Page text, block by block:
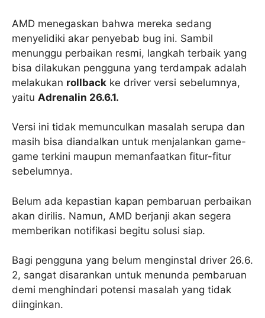
AMD menegaskan bahwa mereka sedang
menyelidiki akar penyebab bug ini. Sambil
menunggu perbaikan resmi, langkah terbaik yang
bisa dilakukan pengguna yang terdampak adalah
melakukan rollback ke driver versi sebelumnya,
yaitu Adrenalin 26.6.1.
Versi ini tidak memunculkan masalah serupa dan
masih bisa diandalkan untuk menjalankan game-
game terkini maupun memanfaatkan fitur-fitur
sebelumnya.
Belum ada kepastian kapan pembaruan perbaikan
akan dirilis. Namun, AMD berjanji akan segera
memberikan notifikasi begitu solusi siap.
Bagi pengguna yang belum menginstal driver 26.6.
2, sangat disarankan untuk menunda pembaruan
demi menghindari potensi masalah yang tidak
diinginkan.